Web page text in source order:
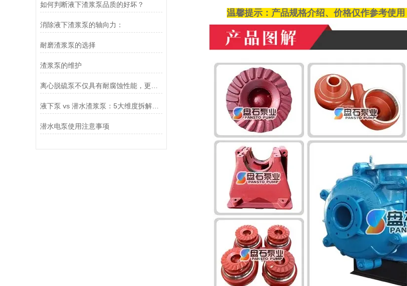
如何判断液下渣浆泵品质的好坏？
消除液下渣浆泵的轴向力：
耐磨渣浆泵的选择
渣浆泵的维护
液下泵 vs 潜水渣浆泵：5大维度拆解密封、散热与选型成本
潜水电泵使用注意事项
温馨提示：产品规格介绍、价格仅作参考使